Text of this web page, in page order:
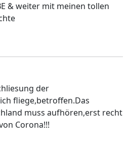
& weiter mit meinen tollen
der
fliege,betroffen.Das
muss aufhören,erst recht
Corona!!!